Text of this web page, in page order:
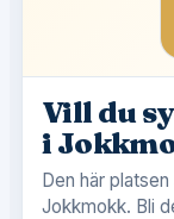
Vill du
i
Den här
Jokkmokk. Bli